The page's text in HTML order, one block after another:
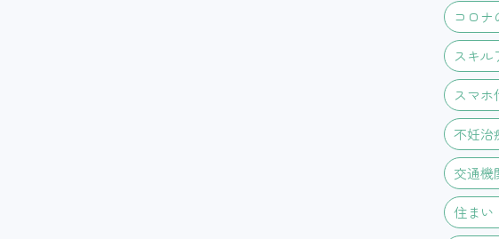
コロナ
スキル
スマホ
不妊治
交通機
住まい